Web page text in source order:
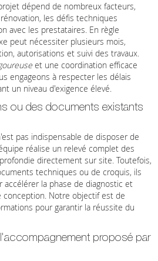
dépend de nombreux facteurs,
les défis techniques
avec les prestataires. En règle
peut nécessiter plusieurs mois,
autorisations et suivi des travaux.
et une coordination efficace
engageons à respecter les délais
un niveau d'exigence élevé.
ou des documents existants
pas indispensable de disposer de
réalise un relevé complet des
directement sur site. Toutefois,
techniques ou de croquis, ils
accélérer la phase de diagnostic et
Notre objectif est de
pour garantir la réussite du
proposé par